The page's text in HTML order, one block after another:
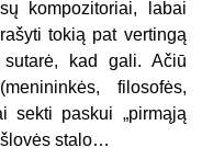
kompozitoriai, labai
tokią pat vertingą
kad gali. Ačiū
filosofės,
sekti paskui „pirmąją
šlovės stalo…